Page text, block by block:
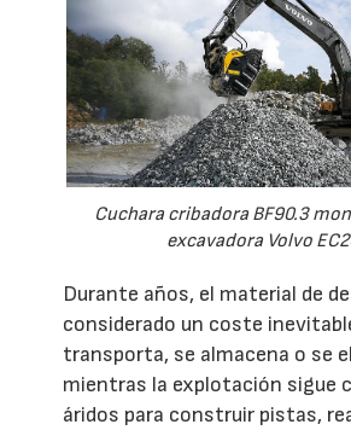
Cuchara cribadora BF90.3
excavadora Volvo
Durante años, el material de
considerado un coste
transporta, se almacena o se
mientras la explotación sigue
áridos para construir pistas,